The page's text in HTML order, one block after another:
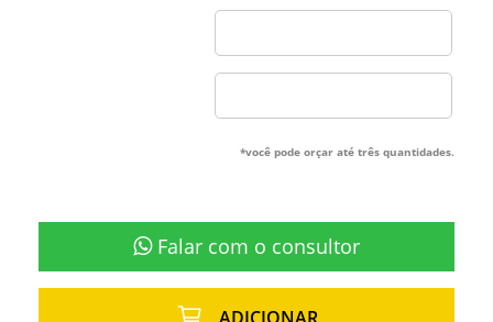
*você pode orçar até três quantidades.
Falar com o consultor